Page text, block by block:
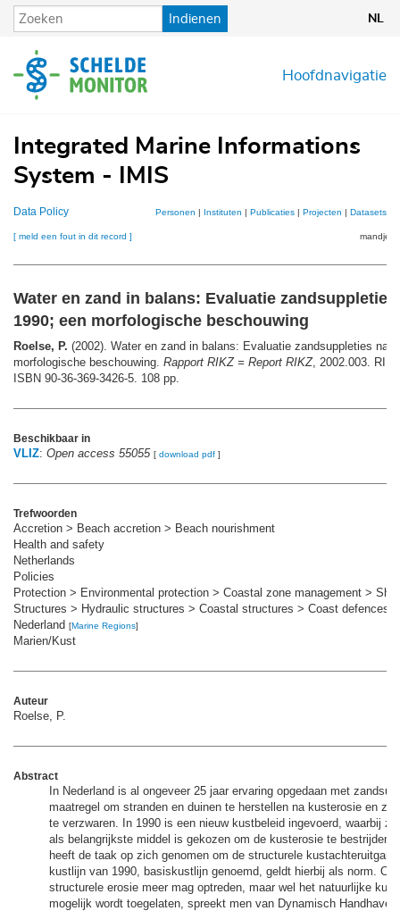
Overslaan
en
de
inhoud
Indienen NL
Hoofdnavigatie
Integrated Marine Informations
System - IMIS
Data Policy Personen | Instituten | Publicaties | Projecten | Datasets
[ meld een fout in dit record ] mandje
Water en zand in balans: Evaluatie zandsuppleties
1990; een morfologische beschouwing
Roelse, P. (2002). Water en zand in balans: Evaluatie zandsuppleties na
morfologische beschouwing. Rapport RIKZ = Report RIKZ, 2002.003.
ISBN 90-36-369-3426-5. 108 pp.
Beschikbaar in
VLIZ: Open access 55055 [ download pdf ]
Trefwoorden
Accretion > Beach accretion > Beach nourishment
Health and safety
Netherlands
Policies
Protection > Environmental protection > Coastal zone management >
Structures > Hydraulic structures > Coastal structures > Coast defences
Nederland [Marine Regions]
Marien/Kust
Auteur
Roelse, P.
Abstract
In Nederland is al ongeveer 25 jaar ervaring opgedaan met
maatregel om stranden en duinen te herstellen na kusterosie en
te verzwaren. In 1990 is een nieuw kustbeleid ingevoerd, waarbij
als belangrijkste middel is gekozen om de kusterosie te bestrijden.
heeft de taak op zich genomen om de structurele
kustlijn van 1990, basiskustlijn genoemd, geldt hierbij als norm.
structurele erosie meer mag optreden, maar wel het natuurlijke
mogelijk wordt toegelaten, spreekt men van Dynamisch